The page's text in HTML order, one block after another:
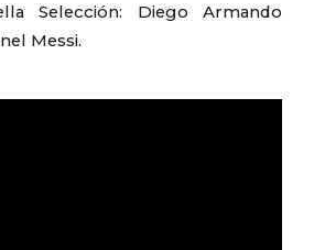
Selección: Diego Armando
Messi.